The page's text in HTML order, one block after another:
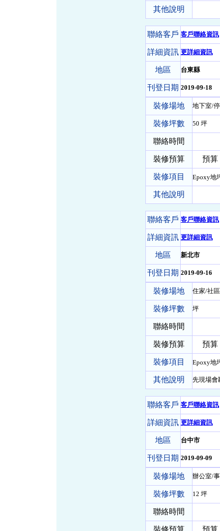
其他說明
聯絡客戶 客戶聯絡資訊
詳細資訊 更詳細資訊
地區 台東縣
刊登日期 2019-09-18
裝修場地 地下室/
裝修坪數 50 坪
聯絡時間
裝修預算 預算
裝修項目 Epoxy地
其他說明
聯絡客戶 客戶聯絡資訊
詳細資訊 更詳細資訊
地區 新北市
刊登日期 2019-09-16
裝修場地 住家/社
裝修坪數 坪
聯絡時間
裝修預算 預算
裝修項目 Epoxy地
其他說明 先現場會
聯絡客戶 客戶聯絡資訊
詳細資訊 更詳細資訊
地區 台中市
刊登日期 2019-09-09
裝修場地 辦公室/
裝修坪數 12 坪
聯絡時間
裝修預算 預算